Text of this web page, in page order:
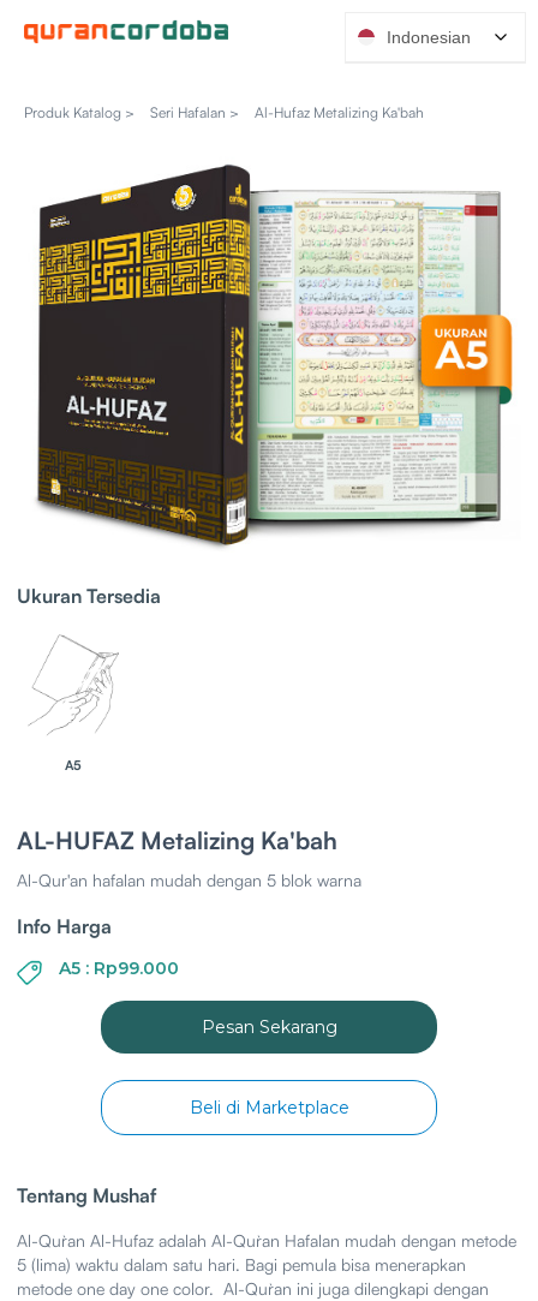
Produk Katalog > Seri Hafalan > Al-Hufaz Metalizing Ka'bah
Ukuran Tersedia
A5
AL-HUFAZ Metalizing Ka'bah
Al-Qur'an hafalan mudah dengan 5 blok warna
Info Harga
A5 : Rp99.000
Pesan Sekarang
Beli di Marketplace
Tentang Mushaf
Al-Qur`an Al-Hufaz adalah Al-Qur`an Hafalan mudah dengan metode
5 (lima) waktu dalam satu hari. Bagi pemula bisa menerapkan
metode one day one color. ‍ Al-Qur`an ini juga dilengkapi dengan
Indonesian